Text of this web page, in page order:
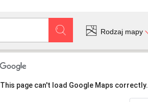
Rodzaj mapy
This page can't load Google Maps correctly.